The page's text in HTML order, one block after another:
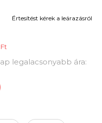
Ft
legalacsonyabb ára:
Értesítést kérek a leárazásról